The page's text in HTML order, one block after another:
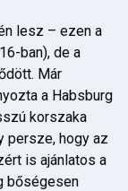
lesz – ezen a
ban), de a
Már
a Habsburg
korszaka
persze, hogy az
is ajánlatos a
bőségesen